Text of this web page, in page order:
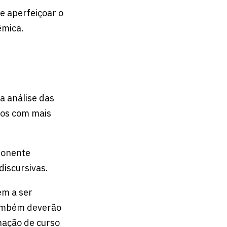
aperfeiçoar o
análise das
com mais
a ser
deverão
de curso